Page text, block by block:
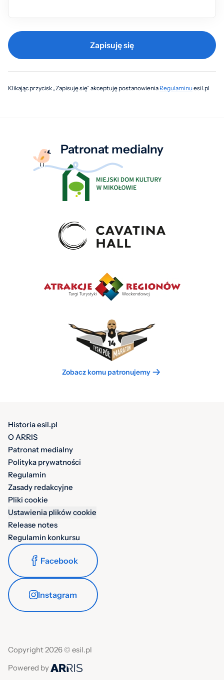
Zapisuję się
Klikając przycisk „Zapisuję się” akceptuję postanowienia Regulaminuesil.pl
Patronat medialny
Zobacz komu patronujemy
Historia esil.pl
O ARRIS
Patronat medialny
Polityka prywatności
Regulamin
Zasady redakcyjne
Pliki cookie
Ustawienia plików cookie
Release notes
Regulamin konkursu
Facebook
Instagram
Copyright 2026 © esil.pl
Powered by